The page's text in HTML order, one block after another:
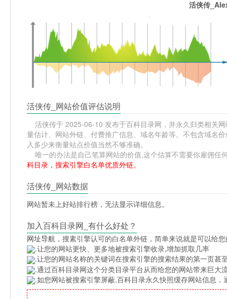
活侠传
活侠传_网站价值评估说明
活侠传于 2025-06-10 发布于百科目录网，并永久归类相关
量估计、网站外链、付费推广信息、域名年龄等。不包含域名
入多少来衡量站点价值当然不够准确。
唯一的办法是自己笔算网站的价值,这个估算不需要你雇佣任
科目录，搜索引擎白名单优质外链。
活侠传_网站数据
网站暂未上好站排行榜，无法显示详细信息。
加入百科目录网_有什么好处？
网址导航 ，搜素引擎认可的白名单外链，简单来说就是可以给
.让您的网站更快、更多地被搜索引擎收录,增加抓取几率
.让您的网站名称的关键词在搜索引擎的搜索结果的第一页甚
.通过百科目录网这个分类目录平台从而给您的网站带来巨大
.如您网站被搜索引擎屏蔽,百科目录永久快照缓存网站信息